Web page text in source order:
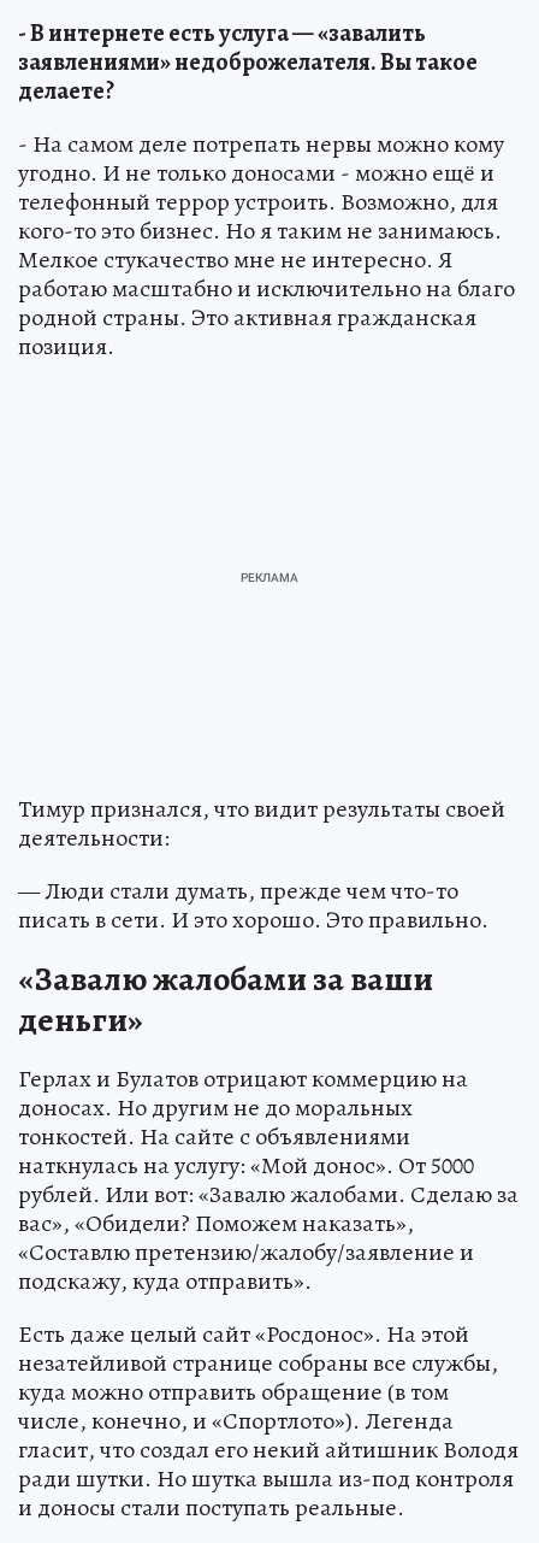
- В интернете есть услуга — «завалить
заявлениями» недоброжелателя. Вы такое
делаете?
- На самом деле потрепать нервы можно кому
угодно. И не только доносами - можно ещё и
телефонный террор устроить. Возможно, для
кого-то это бизнес. Но я таким не занимаюсь.
Мелкое стукачество мне не интересно. Я
работаю масштабно и исключительно на благо
родной страны. Это активная гражданская
позиция.
Тимур признался, что видит результаты своей
деятельности:
— Люди стали думать, прежде чем что-то
писать в сети. И это хорошо. Это правильно.
«Завалю жалобами за ваши
деньги»
Герлах и Булатов отрицают коммерцию на
доносах. Но другим не до моральных
тонкостей. На сайте с объявлениями
наткнулась на услугу: «Мой донос». От 5000
рублей. Или вот: «Завалю жалобами. Сделаю за
вас», «Обидели? Поможем наказать»,
«Составлю претензию/жалобу/заявление и
подскажу, куда отправить».
Есть даже целый сайт «Росдонос». На этой
незатейливой странице собраны все службы,
куда можно отправить обращение (в том
числе, конечно, и «Спортлото»). Легенда
гласит, что создал его некий айтишник Володя
ради шутки. Но шутка вышла из-под контроля
и доносы стали поступать реальные.